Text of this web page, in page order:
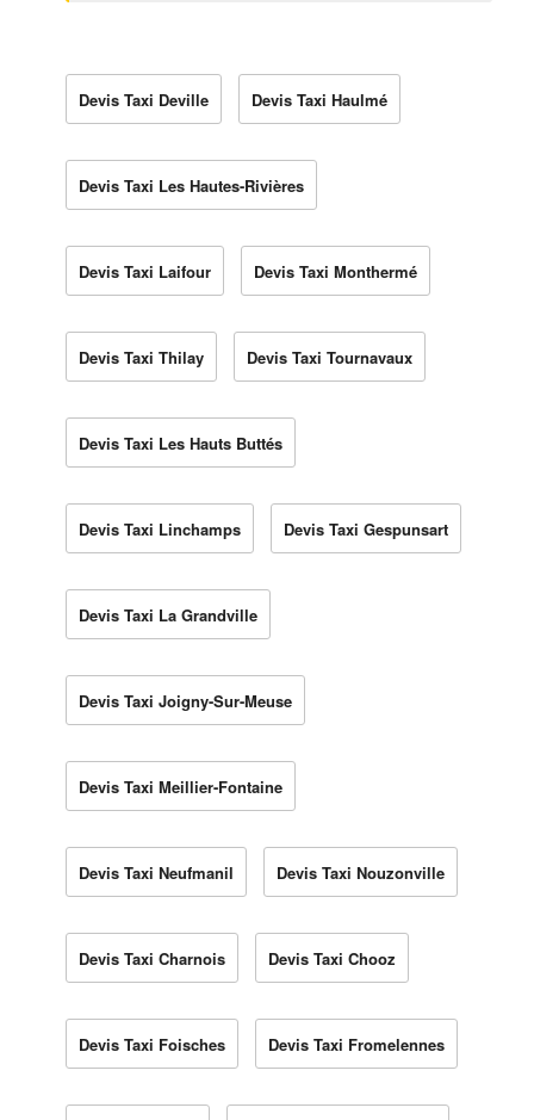
Devis Taxi Deville Devis Taxi Haulmé
Devis Taxi Les Hautes-Rivières
Devis Taxi Laifour Devis Taxi Monthermé
Devis Taxi Thilay Devis Taxi Tournavaux
Devis Taxi Les Hauts Buttés
Devis Taxi Linchamps Devis Taxi Gespunsart
Devis Taxi La Grandville
Devis Taxi Joigny-Sur-Meuse
Devis Taxi Meillier-Fontaine
Devis Taxi Neufmanil Devis Taxi Nouzonville
Devis Taxi Charnois Devis Taxi Chooz
Devis Taxi Foisches Devis Taxi Fromelennes